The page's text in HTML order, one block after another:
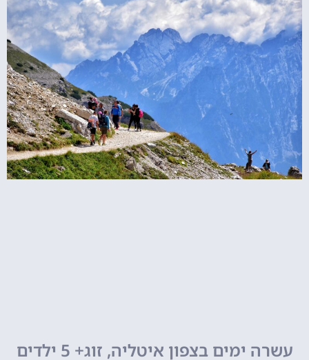
עשרה ימים בצפון איטליה, זוג+ 5 ילדים